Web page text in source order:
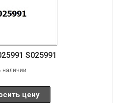
S025991
наличии
цену